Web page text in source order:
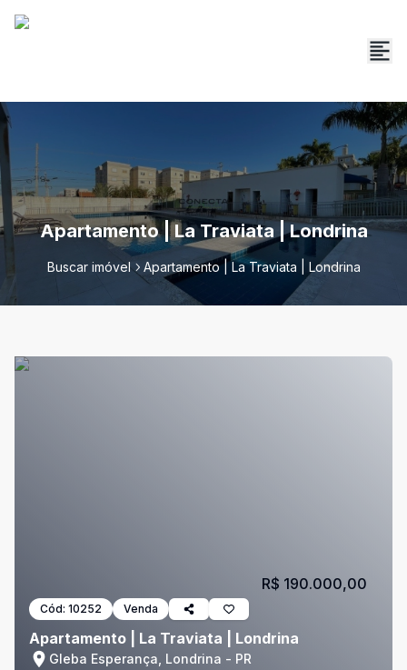
Apartamento | La Traviata | Londrina
Buscar imóvel Apartamento | La Traviata | Londrina
Cód: 10252 Venda
Apartamento | La Traviata | Londrina
Gleba Esperança, Londrina - PR
R$ 190.000,00